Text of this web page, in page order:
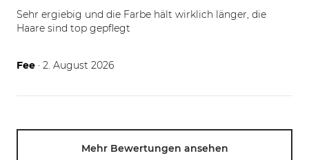
Sehr ergiebig und die Farbe hält wirklich länger, die
Haare sind top gepflegt
Fee 02.08.26
· 2. August 2026
Mehr Bewertungen ansehen